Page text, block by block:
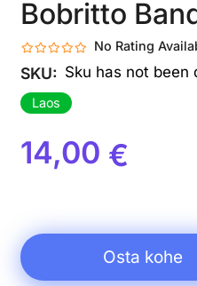
Bobritto
No Rating
SKU: Sku has not been
Laos
14,00 €
Osta kohe